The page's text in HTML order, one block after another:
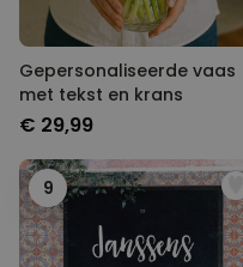
Gepersonaliseerde vaas
met tekst en krans
€ 29,99
9